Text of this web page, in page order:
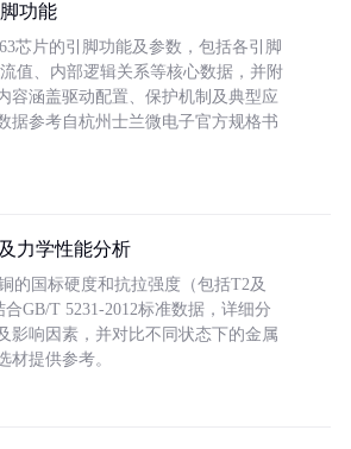
功能
芯片的引脚功能及参数，包括各引脚
值、内部逻辑关系等核心数据，并附
容涵盖驱动配置、保护机制及典型应
据参考自杭州士兰微电子官方规格书
力学性能分析
的国标硬度和抗拉强度（包括T2及
GB/T 5231-2012标准数据，详细分
影响因素，并对比不同状态下的金属
材提供参考。